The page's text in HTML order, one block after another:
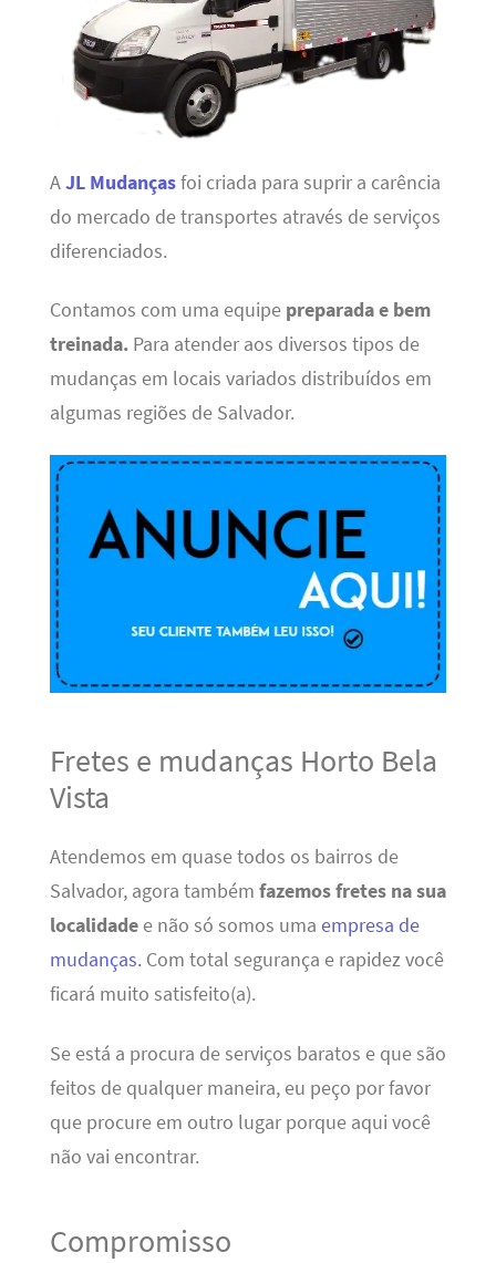
AJL Mudançasfoi criada para suprir a carência
do mercado de transportes através de serviços
diferenciados.
Contamos com uma equipe preparada e bem
treinada.Para atender aos diversos tipos de
mudanças em locais variados distribuídos em
algumas regiões de Salvador.
Fretes e mudanças Horto Bela
Vista
Atendemos em quase todos os bairros de
Salvador, agora também fazemos fretes na sua
localidadee não só somos uma empresa de
mudanças.Com total segurança e rapidez você
ficará muito satisfeito(a).
Se está a procura de serviços baratos e que são
feitos de qualquer maneira, eu peço por favor
que procure em outro lugar porque aqui você
não vai encontrar.
Compromisso